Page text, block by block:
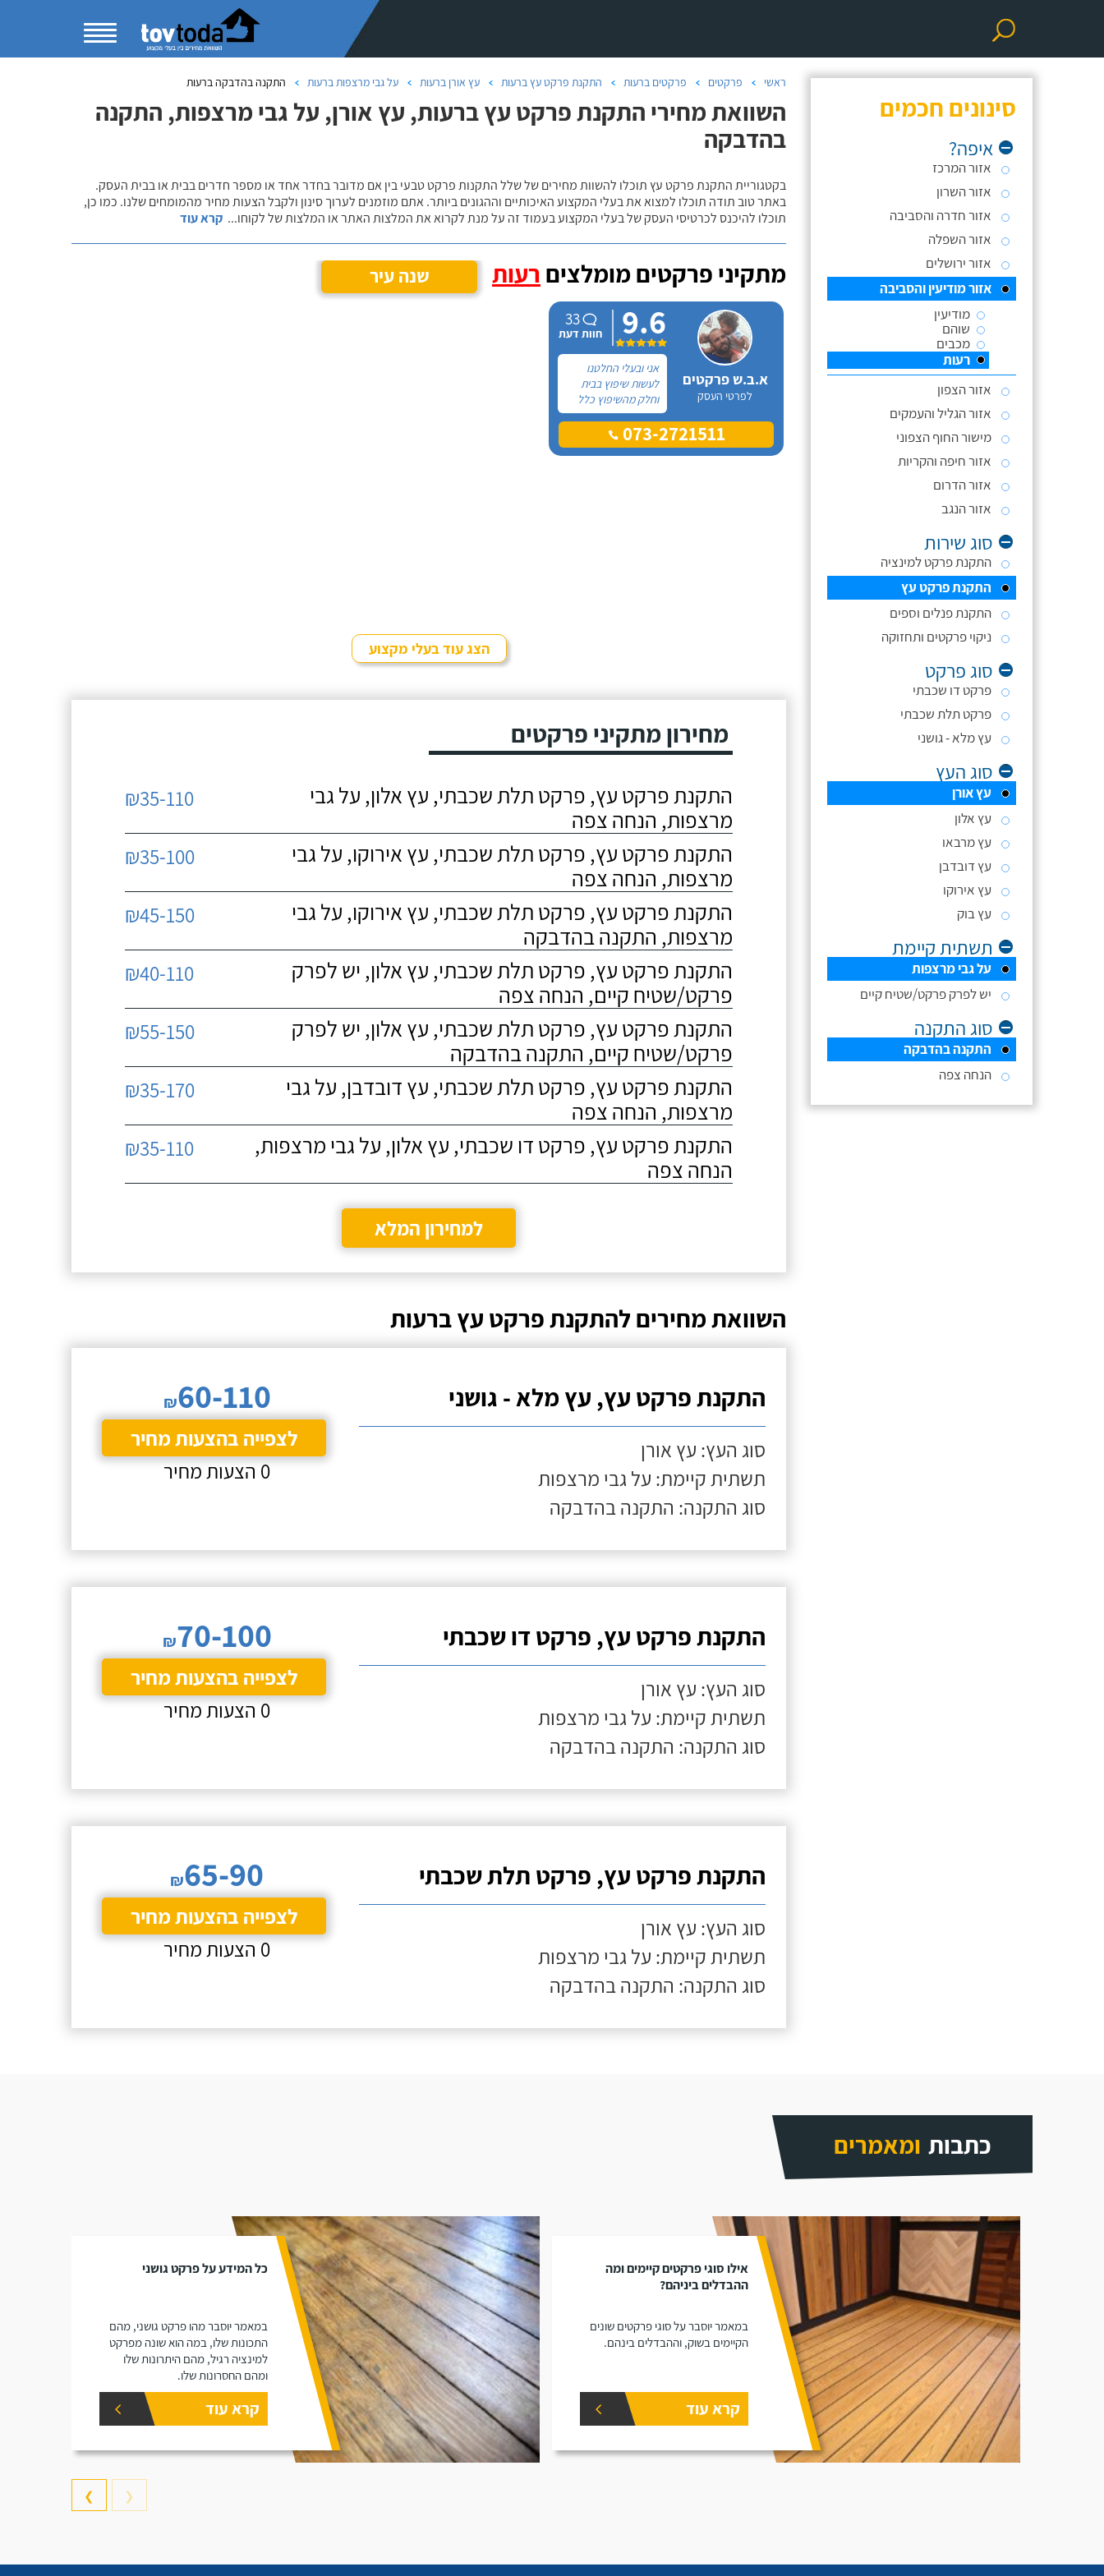
סינונים חכמים
איפה?
אזור המרכז
אזור השרון
אזור חדרה והסביבה
אזור השפלה
אזור ירושלים
אזור מודיעין והסביבה
מודיעין
שוהם
מכבים
רעות
אזור הצפון
אזור הגליל והעמקים
מישור החוף הצפוני
אזור חיפה והקריות
אזור הדרום
אזור הנגב
סוג שירות
התקנת פרקט למינציה
התקנת פרקט עץ
התקנת פנלים וספים
ניקוי פרקטים ותחזוקה
סוג פרקט
פרקט דו שכבתי
פרקט תלת שכבתי
עץ מלא - גושני
סוג העץ
עץ אורן
עץ אלון
עץ מרבאו
עץ דובדבן
עץ אירוקו
עץ בוק
תשתית קיימת
על גבי מרצפות
יש לפרק פרקט/שטיח קיים
סוג התקנה
התקנה בהדבקה
הנחה צפה
ראשי פרקטים פרקטים ברעות התקנת פרקט עץ ברעות עץ אורן ברעות על גבי מרצפות ברעות התקנה בהדבקה ברעות
השוואת מחירי התקנת פרקט עץ ברעות, עץ אורן, על גבי מרצפות, התקנה
בהדבקה
בקטגוריית התקנת פרקט עץ תוכלו להשוות מחירים של שלל התקנות פרקט טבעי בין אם מדובר בחדר אחד או מספר חדרים בבית או בבית העסק.
באתר טוב תודה תוכלו למצוא את בעלי המקצוע האיכותיים וההגונים ביותר. אתם מוזמנים לערוך סינון ולקבל הצעות מחיר מהמומחים שלנו. כמו כן,
תוכלו להיכנס לכרטיסי העסק של בעלי המקצוע בעמוד זה על מנת לקרוא את המלצות האתר או המלצות של לקוחו... קרא עוד
מתקיני פרקטים מומלצים רעות שנה עיר
א.ב.ש פרקטים
לפרטי העסק
9.6
33
חוות דעת
אני ובעלי החלטנו
לעשות שיפוץ בבית
וחלק מהשיפוץ כלל
פרקט למינציה שיותקן
מעל הריצוף (הישן)
הקיים. קנינו את
073-2721511
הצג עוד בעלי מקצוע
מחירון מתקיני פרקטים
התקנת פרקט עץ, פרקט תלת שכבתי, עץ אלון, על גבי
מרצפות, הנחה צפה
₪35-110
התקנת פרקט עץ, פרקט תלת שכבתי, עץ אירוקו, על גבי
מרצפות, הנחה צפה
₪35-100
התקנת פרקט עץ, פרקט תלת שכבתי, עץ אירוקו, על גבי
מרצפות, התקנה בהדבקה
₪45-150
התקנת פרקט עץ, פרקט תלת שכבתי, עץ אלון, יש לפרק
פרקט/שטיח קיים, הנחה צפה
₪40-110
התקנת פרקט עץ, פרקט תלת שכבתי, עץ אלון, יש לפרק
פרקט/שטיח קיים, התקנה בהדבקה
₪55-150
התקנת פרקט עץ, פרקט תלת שכבתי, עץ דובדבן, על גבי
מרצפות, הנחה צפה
₪35-170
התקנת פרקט עץ, פרקט דו שכבתי, עץ אלון, על גבי מרצפות,
הנחה צפה
₪35-110
למחירון המלא
השוואת מחירים להתקנת פרקט עץ ברעות
התקנת פרקט עץ, עץ מלא - גושני
סוג העץ: עץ אורן
תשתית קיימת: על גבי מרצפות
סוג התקנה: התקנה בהדבקה
₪60-110
לצפייה בהצעות מחיר
0 הצעות מחיר
התקנת פרקט עץ, פרקט דו שכבתי
סוג העץ: עץ אורן
תשתית קיימת: על גבי מרצפות
סוג התקנה: התקנה בהדבקה
₪70-100
לצפייה בהצעות מחיר
0 הצעות מחיר
התקנת פרקט עץ, פרקט תלת שכבתי
סוג העץ: עץ אורן
תשתית קיימת: על גבי מרצפות
סוג התקנה: התקנה בהדבקה
₪65-90
לצפייה בהצעות מחיר
0 הצעות מחיר
כתבות ומאמרים
אילו סוגי פרקטים קיימים ומה
ההבדלים ביניהם?
במאמר יוסבר על סוגי פרקטים שונים
הקיימים בשוק, וההבדלים בינהם.
קרא עוד
כל המידע על פרקט גושני
במאמר יוסבר מהו פרקט גושני, מהם
התכונות שלו, במה הוא שונה מפרקט
למינציה רגיל, מהם היתרונות שלו
ומהם החסרונות שלו.
קרא עוד
❮
❯